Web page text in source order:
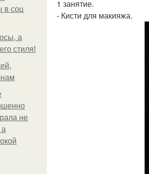
в соц
а
стиля!
не
1 занятие.
- Кисти для макияжа.